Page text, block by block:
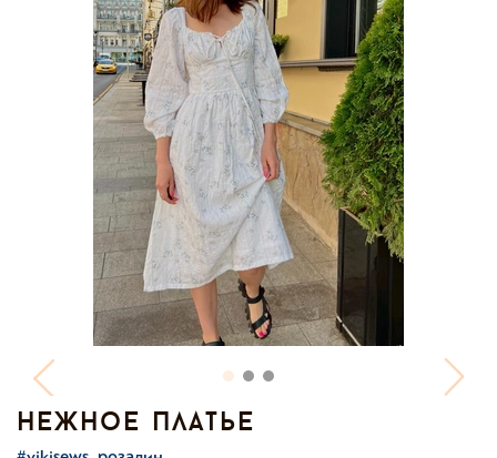
нежное платье